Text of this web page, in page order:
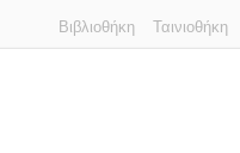
Ταινιοθήκη
Βιβλιοθήκη